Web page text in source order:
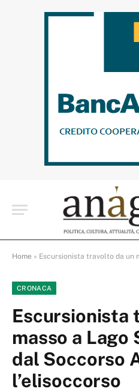
Home » Escursionista travolto da un masso a Lago
CRONACA
Escursionista
masso a Lago
dal Soccorso
l’elisoccorso